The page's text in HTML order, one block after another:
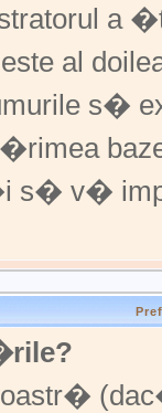
a
al
s�
s� v�